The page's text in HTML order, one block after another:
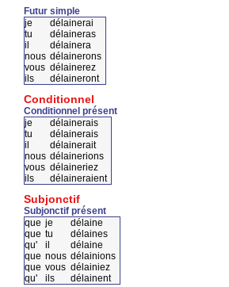
Futur simple
je
délainerai
tu
délaineras
il
délainera
nous délainerons
vous délainerez
ils
délaineront
Conditionnel
Conditionnel présent
je
délainerais
tu
délainerais
il
délainerait
nous délainerions
vous délaineriez
ils
délaineraient
Subjonctif
Subjonctif présent
que je
délaine
que tu
délaines
qu'
il
délaine
que nous délainions
que vous délainiez
qu'
ils délainent